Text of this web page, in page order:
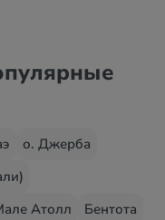
о. Джерба
Атолл
Бентота